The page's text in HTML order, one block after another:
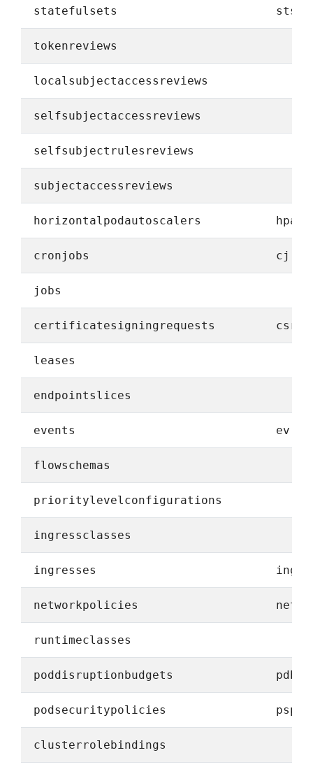
statefulsets sts
tokenreviews
localsubjectaccessreviews
selfsubjectaccessreviews
selfsubjectrulesreviews
subjectaccessreviews
horizontalpodautoscalers hpa
cronjobs cj
jobs
certificatesigningrequests csr
leases
endpointslices
events ev
flowschemas
prioritylevelconfigurations
ingressclasses
ingresses ing
networkpolicies
runtimeclasses
poddisruptionbudgets pdb
podsecuritypolicies psp
clusterrolebindings